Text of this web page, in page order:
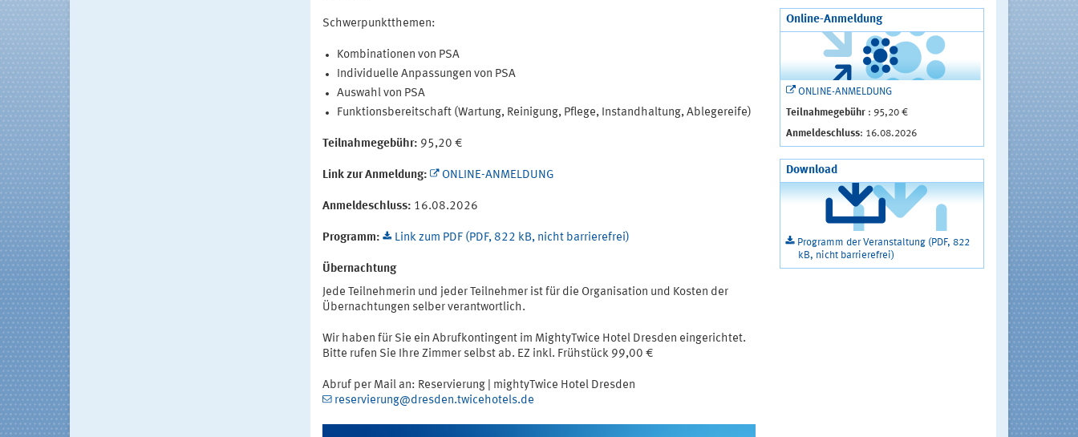
Schwerpunktthemen:
Kombinationen von PSA
Individuelle Anpassungen von PSA
Auswahl von PSA
Funktionsbereitschaft (Wartung, Reinigung, Pflege, Instandhaltung, Ablegereife)
Teilnahmegebühr: 95,20 €
Link zur Anmeldung: ONLINE-ANMELDUNG
Anmeldeschluss: 16.08.2026
Programm: Link zum PDF (PDF, 822 kB, nicht barrierefrei)
Übernachtung
Jede Teilnehmerin und jeder Teilnehmer ist für die Organisation und Kosten der
Übernachtungen selber verantwortlich.
Wir haben für Sie ein Abrufkontingent im MightyTwice Hotel Dresden eingerichtet.
Bitte rufen Sie Ihre Zimmer selbst ab. EZ inkl. Frühstück 99,00 €
Abruf per Mail an: Reservierung | mightyTwice Hotel Dresden
reservierung@dresden.twicehotels.de
Online-Anmeldung
ONLINE-ANMELDUNG
Teilnahmegebühr: 95,20 €
Anmeldeschluss: 16.08.2026
Download
Programm der Veranstaltung (PDF, 822
kB, nicht barrierefrei)